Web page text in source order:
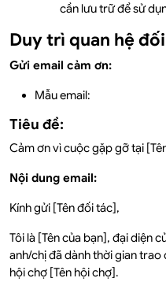
cần lưu trữ để sử
Duy trì quan hệ
Gửi email cảm ơn:
Mẫu email:
Tiêu đề:
Cảm ơn vì cuộc gặp gỡ tại
Nội dung email:
Kính gửi [Tên đối tác],
Tôi là [Tên của bạn], đại diện
anh/chị đã dành thời gian
hội chợ [Tên hội chợ].